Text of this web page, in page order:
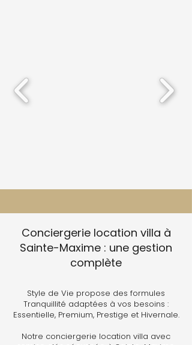
Conciergerie location villa à
Sainte-Maxime : une gestion
complète
Style de Vie propose des formules
Tranquillité adaptées à vos besoins :
Essentielle, Premium, Prestige et Hivernale.
Notre conciergerie location villa avec